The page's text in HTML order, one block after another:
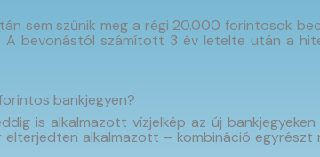
szűnik meg a régi 20.000 forintosok
bevonástól számított 3 év letelte után a
bankjegyen?
is alkalmazott vízjelkép az új
elterjedten alkalmazott – kombináció